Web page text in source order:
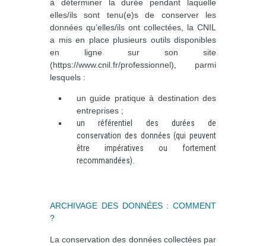
à déterminer la durée pendant laquelle
elles/ils sont tenu(e)s de conserver les
données qu’elles/ils ont collectées, la CNIL
a mis en place plusieurs outils disponibles
en ligne sur son site
(https://www.cnil.fr/professionnel), parmi
lesquels :
un guide pratique à destination des
entreprises ;
un référentiel des durées de
conservation des données (qui peuvent
être impératives ou fortement
recommandées).
ARCHIVAGE DES DONNÉES : COMMENT
?
La conservation des données collectées par